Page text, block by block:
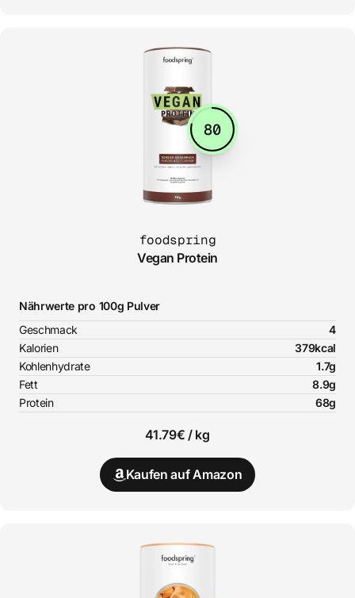
80
foodspring
Vegan Protein
Nährwerte pro 100g Pulver
Geschmack
4
Kalorien
379kcal
Kohlenhydrate
1.7g
Fett
8.9g
Protein
68g
41.79€ / kg
Kaufen auf Amazon